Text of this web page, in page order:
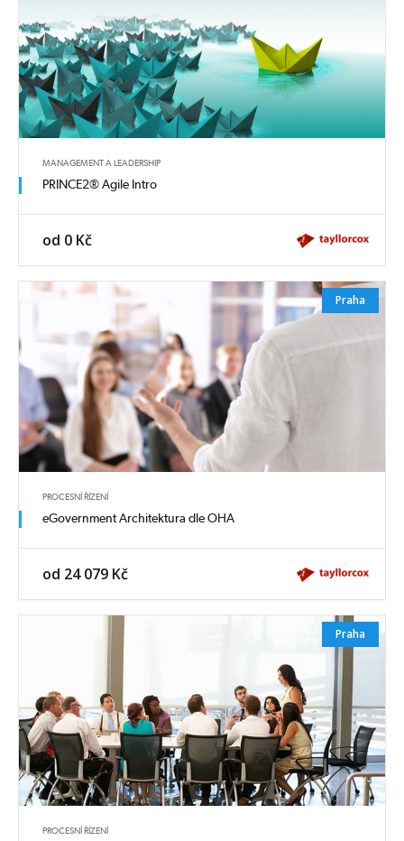
MANAGEMENT A LEADERSHIP
PRINCE2® Agile Intro
od 0 Kč
Praha
PROCESNÍ ŘÍZENÍ
eGovernment Architektura dle OHA
od 24 079 Kč
Praha
PROCESNÍ ŘÍZENÍ